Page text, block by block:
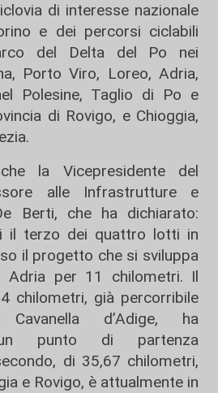
di interesse nazionale
e dei percorsi ciclabili
del Delta del Po nei
Porto Viro, Loreo, Adria,
Polesine, Taglio di Po e
di Rovigo, e Chioggia,
la Vicepresidente del
alle Infrastrutture e
Berti, che ha dichiarato:
il terzo dei quattro lotti in
il progetto che si sviluppa
per 11 chilometri. Il
chilometri, già percorribile
d’Adige, ha
un punto di partenza
di 35,67 chilometri,
e Rovigo, è attualmente in